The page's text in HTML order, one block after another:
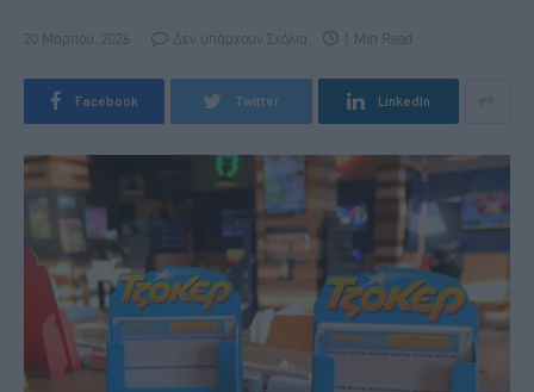
20 Μαρτίου, 2026 Δεν υπάρχουν Σχόλια 1 Min Read
Facebook Twitter LinkedIn